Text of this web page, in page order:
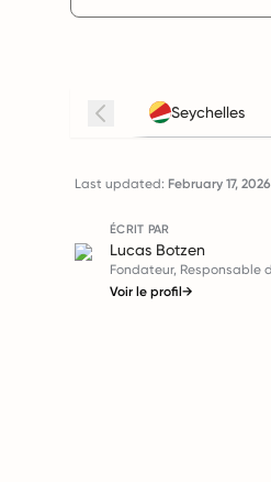
Seychelles
Last updated: February 17, 2026
ÉCRIT PAR
Lucas Botzen
Fondateur, Responsable
Voir le profil→